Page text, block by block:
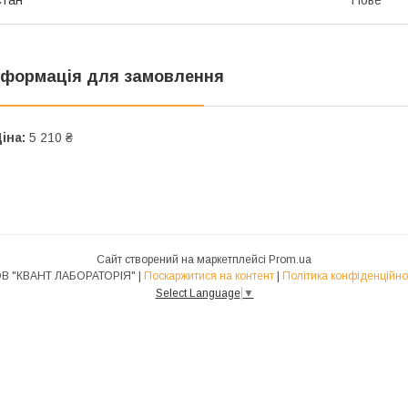
для замовлення
5 210 ₴
Сайт створений на маркетплейсі Prom.ua
ТОВ "КВАНТ ЛАБОРАТОРІЯ" | Поскаржитися на контент | Політика
Select Language ▼